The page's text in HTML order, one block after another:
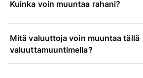
Kuinka voin muuntaa rahani?
Mitä valuuttoja voin muuntaa tällä
valuuttamuuntimella?